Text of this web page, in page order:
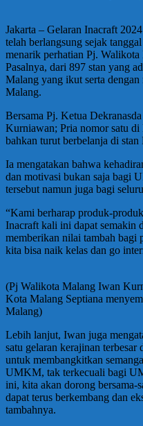
Jakarta – Gelaran Inacraft
telah berlangsung sejak
menarik perhatian Pj.
Pasalnya, dari 897 stan yang
Malang yang ikut serta
Malang.
Bersama Pj. Ketua
Kurniawan; Pria nomor satu
bahkan turut berbelanja di
Ia mengatakan bahwa
dan motivasi bukan saja bagi
tersebut namun juga bagi
“Kami berharap produk-
Inacraft kali ini dapat semakin
memberikan nilai tambah
kita bisa naik kelas dan go
(Pj Walikota Malang Iwan
Kota Malang Septiana
Malang)
Lebih lanjut, Iwan juga
satu gelaran kerajinan
untuk membangkitkan
UMKM, tak terkecuali bagi
ini, kita akan dorong
dapat terus berkembang dan
tambahnya.